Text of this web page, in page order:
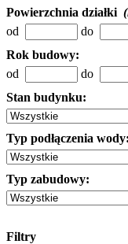
Powierzchnia działki
od
do
Rok budowy:
od
do
Stan budynku:
Typ podłączenia wody:
Typ zabudowy:
Filtry